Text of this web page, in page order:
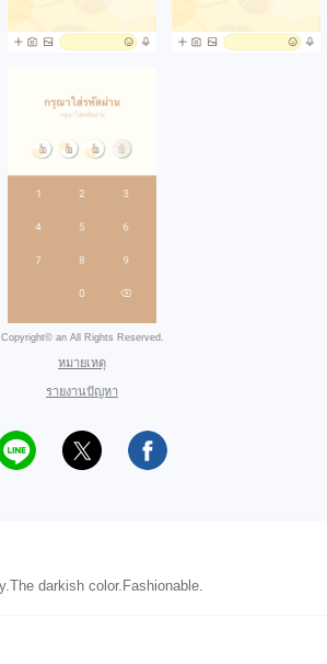
Copyright© an All Rights Reserved.
หมายเหตุ
รายงานปัญหา
darkish color.Fashionable.